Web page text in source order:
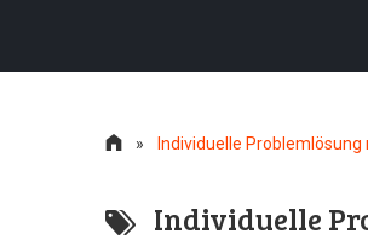
» Individuelle
Individuelle